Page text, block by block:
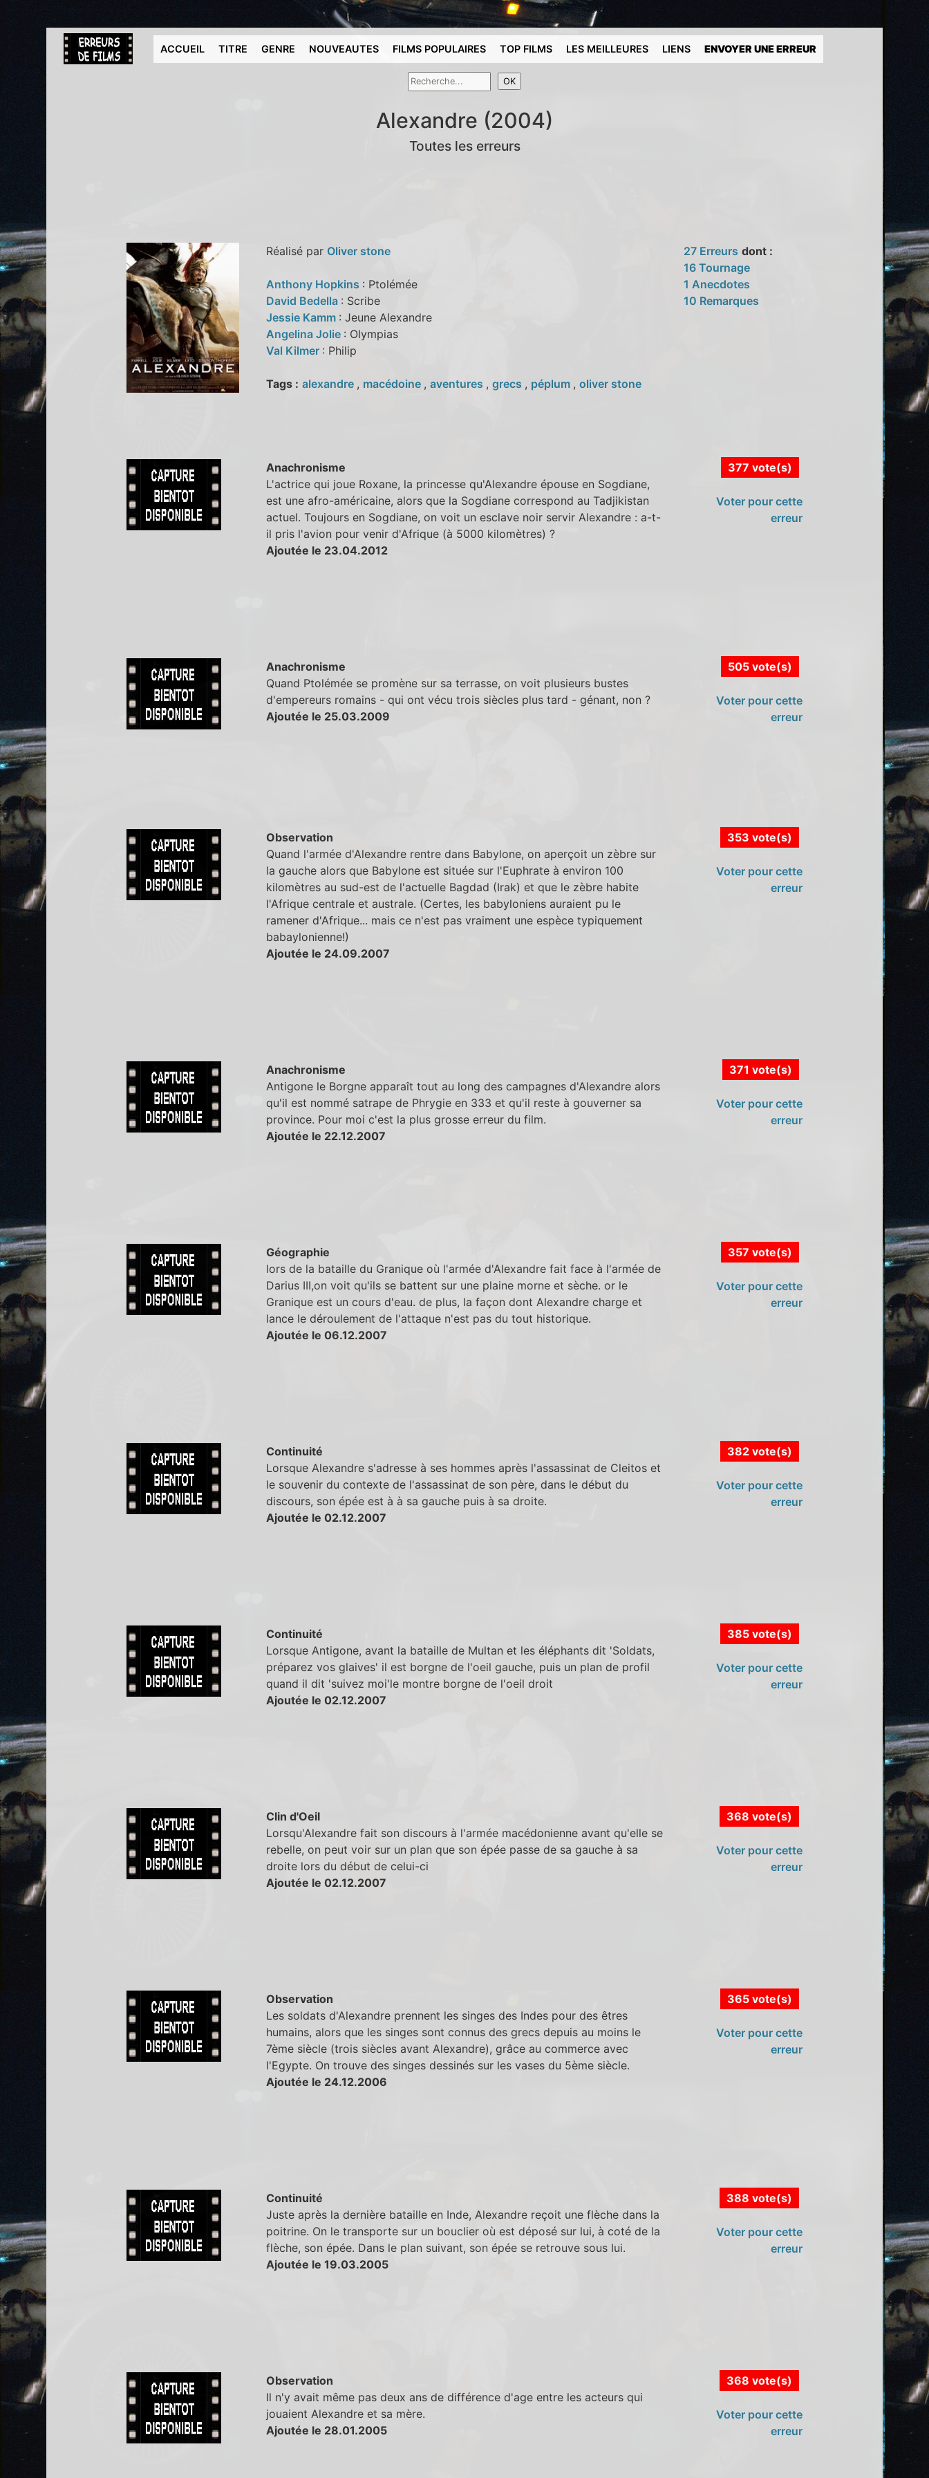
ACCUEIL TITRE GENRE NOUVEAUTES FILMS POPULAIRES TOP FILMS LES MEILLEURES LIENS ENVOYER UNE ERREUR
Alexandre (2004)
Toutes les erreurs
Réalisé par Oliver stone
Anthony Hopkins : Ptolémée
David Bedella : Scribe
Jessie Kamm : Jeune Alexandre
Angelina Jolie : Olympias
Val Kilmer : Philip
Tags : alexandre , macédoine , aventures , grecs , péplum , oliver stone
27 Erreurs dont :
16 Tournage
1 Anecdotes
10 Remarques
Anachronisme
L'actrice qui joue Roxane, la princesse qu'Alexandre épouse en Sogdiane,
est une afro-américaine, alors que la Sogdiane correspond au Tadjikistan
actuel. Toujours en Sogdiane, on voit un esclave noir servir Alexandre : a-t-
il pris l'avion pour venir d'Afrique (à 5000 kilomètres) ?
Ajoutée le 23.04.2012
377 vote(s)
Voter pour cette
erreur
Anachronisme
Quand Ptolémée se promène sur sa terrasse, on voit plusieurs bustes
d'empereurs romains - qui ont vécu trois siècles plus tard - génant, non ?
Ajoutée le 25.03.2009
505 vote(s)
Voter pour cette
erreur
Observation
Quand l'armée d'Alexandre rentre dans Babylone, on aperçoit un zèbre sur
la gauche alors que Babylone est située sur l'Euphrate à environ 100
kilomètres au sud-est de l'actuelle Bagdad (Irak) et que le zèbre habite
l'Afrique centrale et australe. (Certes, les babyloniens auraient pu le
ramener d'Afrique... mais ce n'est pas vraiment une espèce typiquement
babaylonienne!)
Ajoutée le 24.09.2007
353 vote(s)
Voter pour cette
erreur
Anachronisme
Antigone le Borgne apparaît tout au long des campagnes d'Alexandre alors
qu'il est nommé satrape de Phrygie en 333 et qu'il reste à gouverner sa
province. Pour moi c'est la plus grosse erreur du film.
Ajoutée le 22.12.2007
371 vote(s)
Voter pour cette
erreur
Géographie
lors de la bataille du Granique où l'armée d'Alexandre fait face à l'armée de
Darius III,on voit qu'ils se battent sur une plaine morne et sèche. or le
Granique est un cours d'eau. de plus, la façon dont Alexandre charge et
lance le déroulement de l'attaque n'est pas du tout historique.
Ajoutée le 06.12.2007
357 vote(s)
Voter pour cette
erreur
Continuité
Lorsque Alexandre s'adresse à ses hommes après l'assassinat de Cleitos et
le souvenir du contexte de l'assassinat de son père, dans le début du
discours, son épée est à à sa gauche puis à sa droite.
Ajoutée le 02.12.2007
382 vote(s)
Voter pour cette
erreur
Continuité
Lorsque Antigone, avant la bataille de Multan et les éléphants dit 'Soldats,
préparez vos glaives' il est borgne de l'oeil gauche, puis un plan de profil
quand il dit 'suivez moi'le montre borgne de l'oeil droit
Ajoutée le 02.12.2007
385 vote(s)
Voter pour cette
erreur
Clin d'Oeil
Lorsqu'Alexandre fait son discours à l'armée macédonienne avant qu'elle se
rebelle, on peut voir sur un plan que son épée passe de sa gauche à sa
droite lors du début de celui-ci
Ajoutée le 02.12.2007
368 vote(s)
Voter pour cette
erreur
Observation
Les soldats d'Alexandre prennent les singes des Indes pour des êtres
humains, alors que les singes sont connus des grecs depuis au moins le
7ème siècle (trois siècles avant Alexandre), grâce au commerce avec
l'Egypte. On trouve des singes dessinés sur les vases du 5ème siècle.
Ajoutée le 24.12.2006
365 vote(s)
Voter pour cette
erreur
Continuité
Juste après la dernière bataille en Inde, Alexandre reçoit une flèche dans la
poitrine. On le transporte sur un bouclier où est déposé sur lui, à coté de la
flèche, son épée. Dans le plan suivant, son épée se retrouve sous lui.
Ajoutée le 19.03.2005
388 vote(s)
Voter pour cette
erreur
Observation
Il n'y avait même pas deux ans de différence d'age entre les acteurs qui
jouaient Alexandre et sa mère.
Ajoutée le 28.01.2005
368 vote(s)
Voter pour cette
erreur